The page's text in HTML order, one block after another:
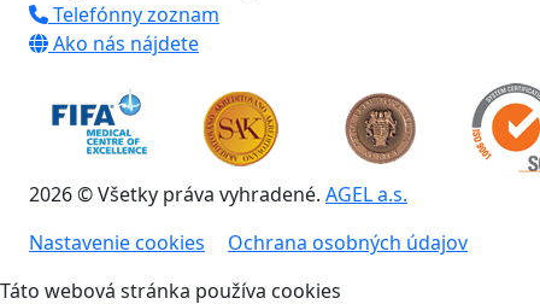
Telefónny zoznam
Ako nás nájdete
2026 © Všetky práva vyhradené. AGEL a.s.
Nastavenie cookies
Ochrana osobných údajov
Táto webová stránka používa cookies